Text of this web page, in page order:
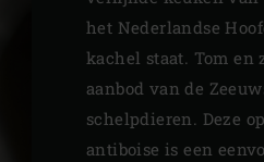
het Nederlandse
kachel staat. Tom
aanbod van de
schelpdieren. Deze
antiboise is een